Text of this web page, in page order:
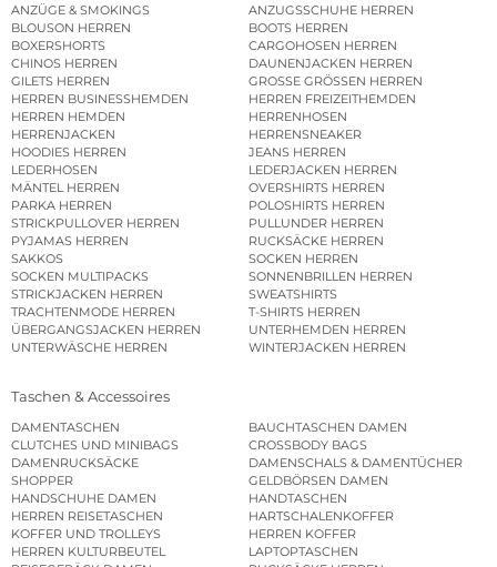
ANZÜGE & SMOKINGS
ANZUGSSCHUHE HERREN
BLOUSON HERREN
BOOTS HERREN
BOXERSHORTS
CARGOHOSEN HERREN
CHINOS HERREN
DAUNENJACKEN HERREN
GILETS HERREN
GROSSE GRÖSSEN HERREN
HERREN BUSINESSHEMDEN
HERREN FREIZEITHEMDEN
HERREN HEMDEN
HERRENHOSEN
HERRENJACKEN
HERRENSNEAKER
HOODIES HERREN
JEANS HERREN
LEDERHOSEN
LEDERJACKEN HERREN
MÄNTEL HERREN
OVERSHIRTS HERREN
PARKA HERREN
POLOSHIRTS HERREN
STRICKPULLOVER HERREN
PULLUNDER HERREN
PYJAMAS HERREN
RUCKSÄCKE HERREN
SAKKOS
SOCKEN HERREN
SOCKEN MULTIPACKS
SONNENBRILLEN HERREN
STRICKJACKEN HERREN
SWEATSHIRTS
TRACHTENMODE HERREN
T-SHIRTS HERREN
ÜBERGANGSJACKEN HERREN
UNTERHEMDEN HERREN
UNTERWÄSCHE HERREN
WINTERJACKEN HERREN
Taschen & Accessoires
DAMENTASCHEN
BAUCHTASCHEN DAMEN
CLUTCHES UND MINIBAGS
CROSSBODY BAGS
DAMENRUCKSÄCKE
DAMENSCHALS & DAMENTÜCHER
SHOPPER
GELDBÖRSEN DAMEN
HANDSCHUHE DAMEN
HANDTASCHEN
HERREN REISETASCHEN
HARTSCHALENKOFFER
KOFFER UND TROLLEYS
HERREN KOFFER
HERREN KULTURBEUTEL
LAPTOPTASCHEN